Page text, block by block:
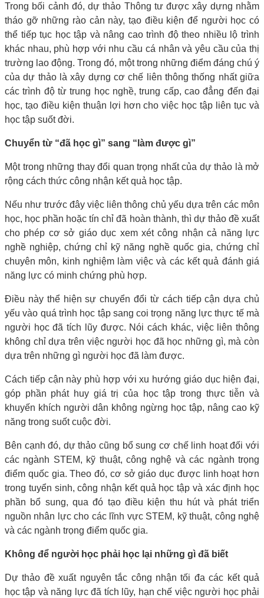
Trong bối cảnh đó, dự thảo Thông tư được xây dựng nhằm
tháo gỡ những rào cản này, tạo điều kiện để người học có
thể tiếp tục học tập và nâng cao trình độ theo nhiều lộ trình
khác nhau, phù hợp với nhu cầu cá nhân và yêu cầu của thị
trường lao động. Trong đó, một trong những điểm đáng chú ý
của dự thảo là xây dựng cơ chế liên thông thống nhất giữa
các trình độ từ trung học nghề, trung cấp, cao đẳng đến đại
học, tạo điều kiện thuận lợi hơn cho việc học tập liên tục và
học tập suốt đời.
Chuyển từ “đã học gì” sang “làm được gì”
Một trong những thay đổi quan trọng nhất của dự thảo là mở
rộng cách thức công nhận kết quả học tập.
Nếu như trước đây việc liên thông chủ yếu dựa trên các môn
học, học phần hoặc tín chỉ đã hoàn thành, thì dự thảo đề xuất
cho phép cơ sở giáo dục xem xét công nhận cả năng lực
nghề nghiệp, chứng chỉ kỹ năng nghề quốc gia, chứng chỉ
chuyên môn, kinh nghiệm làm việc và các kết quả đánh giá
năng lực có minh chứng phù hợp.
Điều này thể hiện sự chuyển đổi từ cách tiếp cận dựa chủ
yếu vào quá trình học tập sang coi trọng năng lực thực tế mà
người học đã tích lũy được. Nói cách khác, việc liên thông
không chỉ dựa trên việc người học đã học những gì, mà còn
dựa trên những gì người học đã làm được.
Cách tiếp cận này phù hợp với xu hướng giáo dục hiện đại,
góp phần phát huy giá trị của học tập trong thực tiễn và
khuyến khích người dân không ngừng học tập, nâng cao kỹ
năng trong suốt cuộc đời.
Bên cạnh đó, dự thảo cũng bổ sung cơ chế linh hoạt đối với
các ngành STEM, kỹ thuật, công nghệ và các ngành trọng
điểm quốc gia. Theo đó, cơ sở giáo dục được linh hoạt hơn
trong tuyển sinh, công nhận kết quả học tập và xác định học
phần bổ sung, qua đó tạo điều kiện thu hút và phát triển
nguồn nhân lực cho các lĩnh vực STEM, kỹ thuật, công nghệ
và các ngành trọng điểm quốc gia.
Không để người học phải học lại những gì đã biết
Dự thảo đề xuất nguyên tắc công nhận tối đa các kết quả
học tập và năng lực đã tích lũy, hạn chế việc người học phải